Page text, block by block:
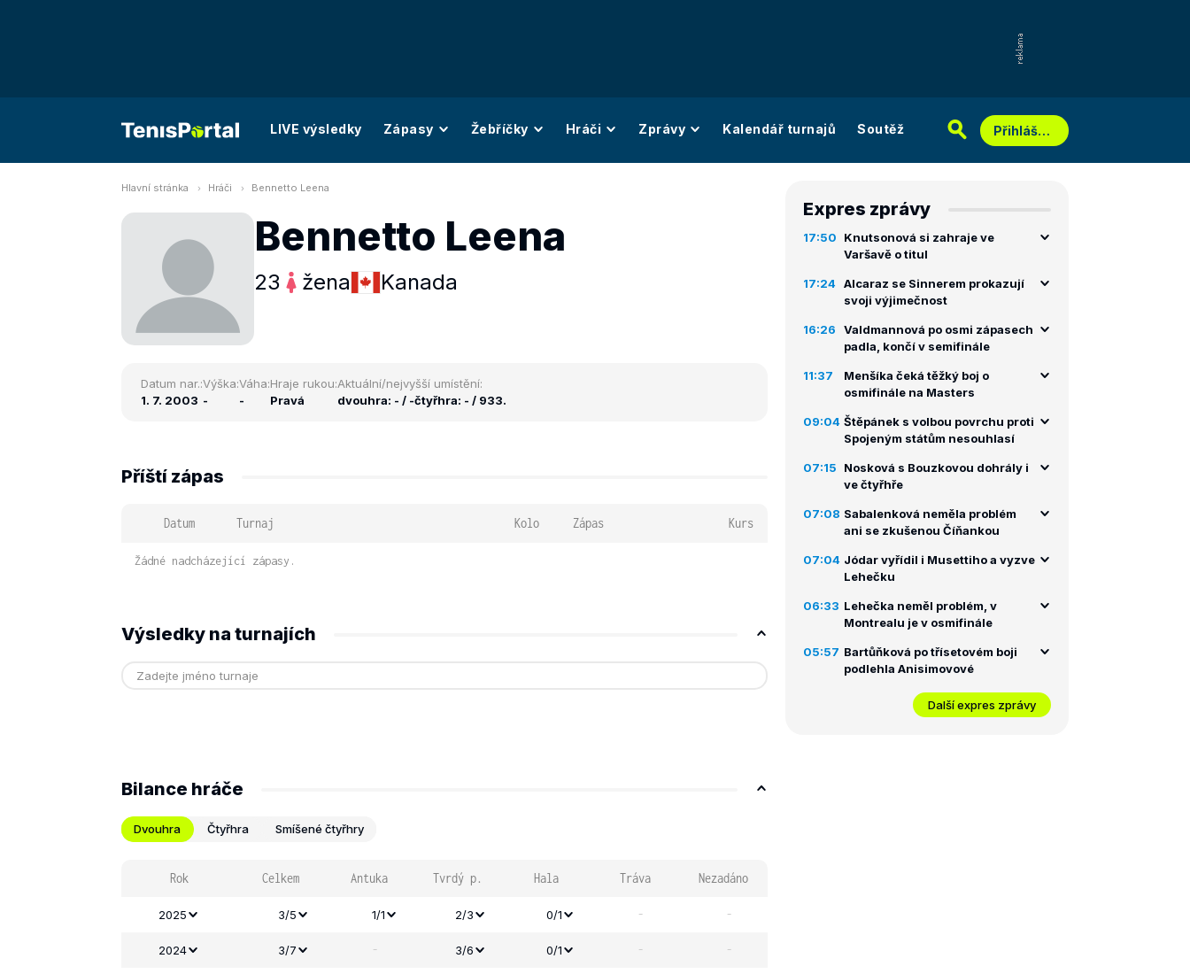
LIVE výsledky Zápasy Žebříčky Hráči Zprávy Kalendář turnajů Soutěž Přihlášení
Hlavní stránka Hráči Bennetto Leena
Bennetto Leena
23 žena Kanada
Datum nar.:
1. 7. 2003
Výška:
-
Váha:
-
Hraje rukou:
Pravá
Aktuální/nejvyšší umístění:
dvouhra: - / -čtyřhra: - / 933.
Příští zápas
Datum Turnaj Kolo Zápas Kurs
Žádné nadcházející zápasy.
Výsledky na turnajích
Bilance hráče
Dvouhra Čtyřhra Smíšené čtyřhry
Rok Celkem Antuka Tvrdý p. Hala Tráva Nezadáno
2025 3/5 1/1 2/3 0/1 - -
2024 3/7 - 3/6 0/1 - -
Expres zprávy
17:50
Knutsonová si zahraje ve
Varšavě o titul
17:24 Alcaraz se Sinnerem prokazují
svoji výjimečnost
16:26
Valdmannová po osmi zápasech
padla, končí v semifinále
11:37
Menšíka čeká těžký boj o
osmifinále na Masters
09:04 Štěpánek s volbou povrchu proti
Spojeným státům nesouhlasí
07:15
Nosková s Bouzkovou dohrály i
ve čtyřhře
07:08 Sabalenková neměla problém
ani se zkušenou Číňankou
07:04 Jódar vyřídil i Musettiho a vyzve
Lehečku
06:33 Lehečka neměl problém, v
Montrealu je v osmifinále
05:57 Bartůňková po třísetovém boji
podlehla Anisimovové
Další expres zprávy